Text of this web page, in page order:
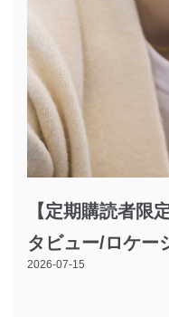
【定期購読者限
タビュー/ロケー
2026-07-15